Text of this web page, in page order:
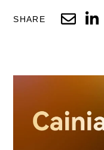
SHARE